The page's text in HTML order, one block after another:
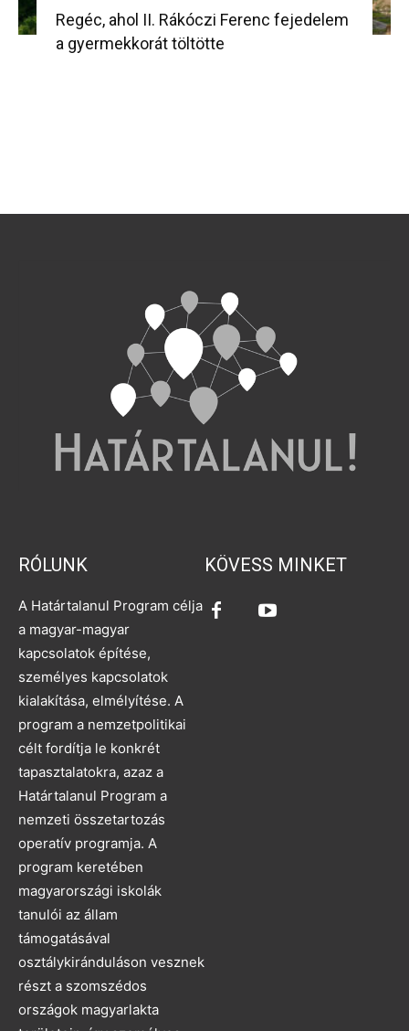
Regéc, ahol II. Rákóczi Ferenc fejedelem
a gyermekkorát töltötte
RÓLUNK
A Határtalanul Program célja
a magyar-magyar
kapcsolatok építése,
személyes kapcsolatok
kialakítása, elmélyítése. A
program a nemzetpolitikai
célt fordítja le konkrét
tapasztalatokra, azaz a
Határtalanul Program a
nemzeti összetartozás
operatív programja. A
program keretében
magyarországi iskolák
tanulói az állam
támogatásával
osztálykiránduláson vesznek
részt a szomszédos
országok magyarlakta
KÖVESS MINKET